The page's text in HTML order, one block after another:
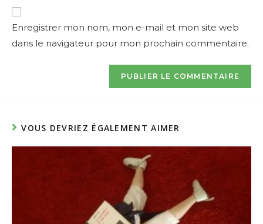
URL
(optional)
Enregistrer mon nom, mon e-mail et mon site web
dans le navigateur pour mon prochain commentaire.
VOUS DEVRIEZ ÉGALEMENT AIMER